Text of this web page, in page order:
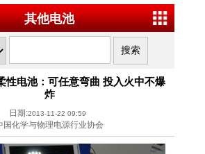
其他电池
性电池：可任意弯曲 投入火中不爆
炸
日期:2013-11-22 09:59
国化学与物理电源行业协会